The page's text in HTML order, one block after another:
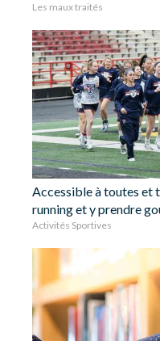
Les maux traités
Accessible à toutes et
running et y prendre
Activités Sportives